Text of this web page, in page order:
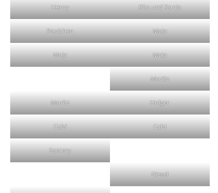
Henry Rita und Ronja
Paulchen Maja
Maja Maja
Moritz
Moritz Holger
Calzi Calzi
Sammy
Diesel